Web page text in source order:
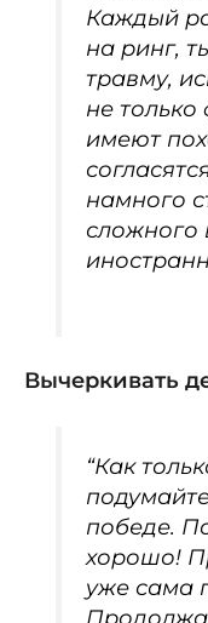
Каждый
на ринг,
травму,
не только
имеют
намного
сложного
Вычеркивать
“Как
победе.
хорошо!
уже сама